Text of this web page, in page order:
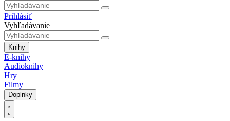
Prihlásiť
Vyhľadávanie
Knihy
E-knihy
Audioknihy
Hry
Filmy
Doplnky